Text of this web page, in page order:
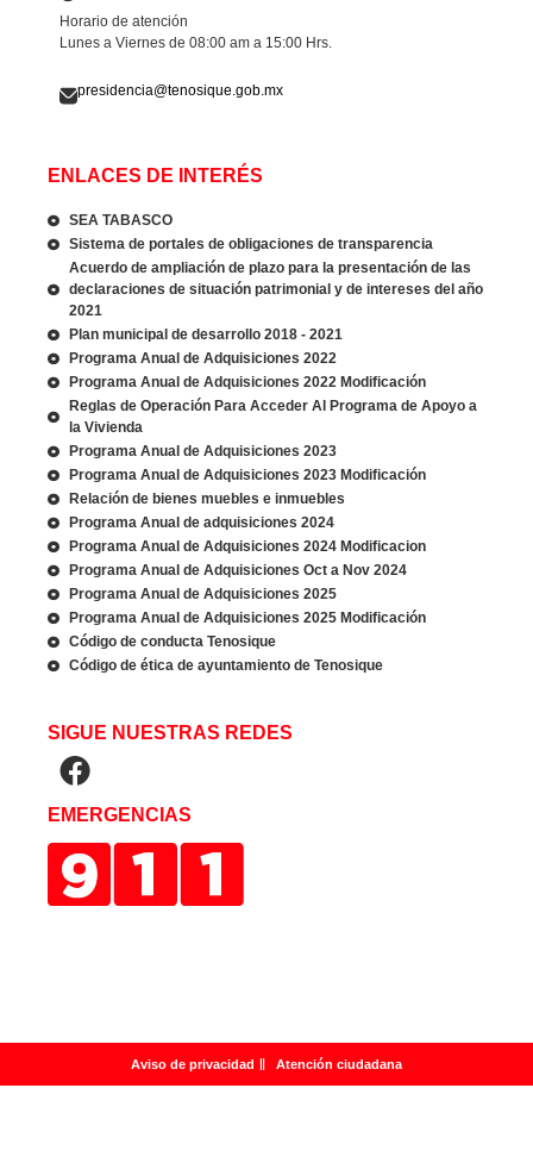
Horario de atención
Lunes a Viernes de 08:00 am a 15:00 Hrs.
presidencia@tenosique.gob.mx
ENLACES DE INTERÉS
SEA TABASCO
Sistema de portales de obligaciones de transparencia
Acuerdo de ampliación de plazo para la presentación de las
declaraciones de situación patrimonial y de intereses del año
2021
Plan municipal de desarrollo 2018 - 2021
Programa Anual de Adquisiciones 2022
Programa Anual de Adquisiciones 2022 Modificación
Reglas de Operación Para Acceder Al Programa de Apoyo a
la Vivienda
Programa Anual de Adquisiciones 2023
Programa Anual de Adquisiciones 2023 Modificación
Relación de bienes muebles e inmuebles
Programa Anual de adquisiciones 2024
Programa Anual de Adquisiciones 2024 Modificacion
Programa Anual de Adquisiciones Oct a Nov 2024
Programa Anual de Adquisiciones 2025
Programa Anual de Adquisiciones 2025 Modificación
Código de conducta Tenosique
Código de ética de ayuntamiento de Tenosique
SIGUE NUESTRAS REDES
EMERGENCIAS
Aviso de privacidad Atención ciudadana